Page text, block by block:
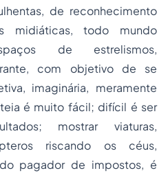
de reconhecimento
midiáticas, todo mundo
de estrelismos,
com objetivo de se
imaginária, meramente
é muito fácil; difícil é ser
mostrar viaturas,
riscando os céus,
pagador de impostos, é